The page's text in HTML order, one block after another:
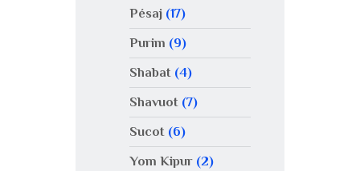
Pésaj(17)
Purim (9)
Shabat(4)
Shavuot(7)
Sucot(6)
Yom Kipur(2)